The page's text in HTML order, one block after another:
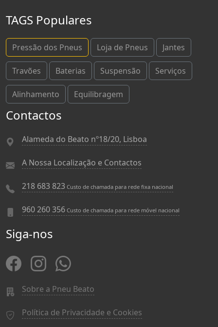
TAGS Populares
Pressão dos Pneus Loja de Pneus Jantes
Travões Baterias Suspensão Serviços
Alinhamento Equilibragem
Contactos
Alameda do Beato nº18/20, Lisboa
A Nossa Localização e Contactos
218 683 823 Custo de chamada para rede fixa nacional
960 260 356 Custo de chamada para rede móvel nacional
Siga-nos
Sobre a Pneu Beato
Política de Privacidade e Cookies